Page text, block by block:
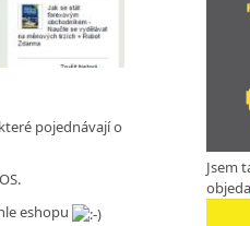
pojednávají o
eshopu
Jsem